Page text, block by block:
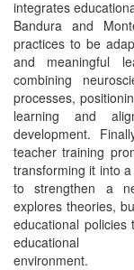
integrates
Bandura and
practices to be
and meaningful
combining
processes,
learning and
development.
teacher training
transforming it into
to strengthen a
explores theories,
educational
educational